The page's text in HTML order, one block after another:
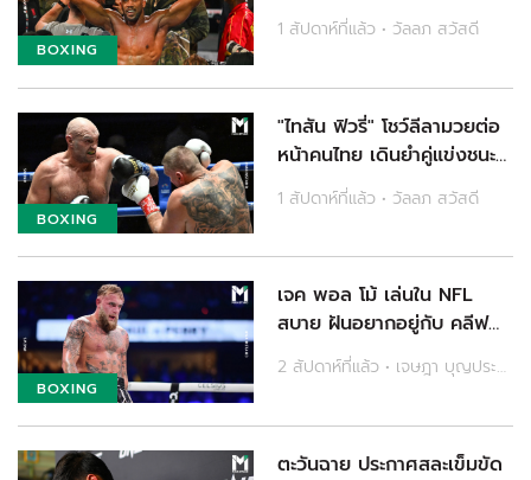
BOXING
1 สัปดาห์ที่แล้ว • วัลลภ สวัสดี
BOXING
"ไทสัน ฟิวรี่" โชว์ลีลามวยต่อ
หน้าคนไทย เดินยำคู่แข่งชนะ
ยก 7 ที่พัทยา
1 สัปดาห์ที่แล้ว • วัลลภ สวัสดี
BOXING
เจค พอล โม้ เล่นใน NFL
สบาย ฝันอยากอยู่กับ คลีฟ
แลนด์ บราวน์ส ทีมบ้านเกิด
2 สัปดาห์ที่แล้ว • เจษฎา บุญประสม
ตะวันฉาย ประกาศสละเข็มขัด